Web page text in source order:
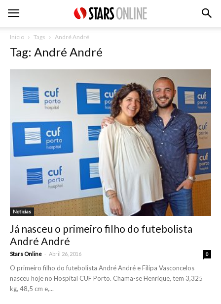
Inicio Tags André André
Tag: André André
Noticias
Já nasceu o primeiro filho do futebolista
André André
Stars Online - Abril 26, 2016 0
O primeiro filho do futebolista André André e Filipa Vasconcelos
nasceu hoje no Hospital CUF Porto. Chama-se Henrique, tem 3,325
kg, 48,5 cm e,...